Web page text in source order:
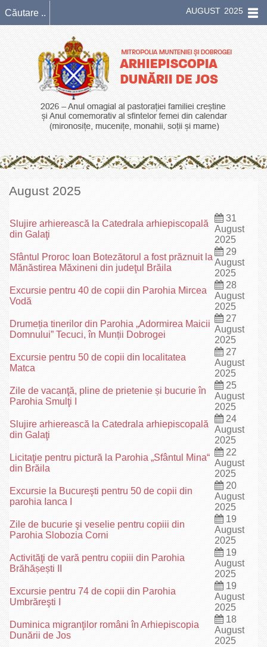
AUGUST 2025
August 2025
Slujire arhierească la Catedrala arhiepiscopală
din Galaţi
31
August
2025
Sfântul Proroc Ioan Botezătorul a fost prăznuit la
Mănăstirea Măxineni din judeţul Brăila
29
August
2025
Excursie pentru 40 de copii din Parohia Mircea
Vodă
28
August
2025
Drumeția tinerilor din Parohia „Adormirea Maicii
Domnului” Tecuci, în Munții Dobrogei
27
August
2025
Excursie pentru 50 de copii din localitatea
Matca
27
August
2025
Zile de vacanţă, pline de prietenie și bucurie în
Parohia Smulţi I
25
August
2025
Slujire arhierească la Catedrala arhiepiscopală
din Galaţi
24
August
2025
Licitaţie pentru pictură la Parohia „Sfântul Mina“
din Brăila
22
August
2025
Excursie la Bucureşti pentru 50 de copii din
parohia Ianca I
20
August
2025
Zile de bucurie şi veselie pentru copiii din
Parohia Slobozia Corni
19
August
2025
Activităţi de vară pentru copiii din Parohia
Brăhășești II
19
August
2025
Excursie pentru 74 de copii din Parohia
Umbrăreşti I
19
August
2025
Duminica migranţilor români în Arhiepiscopia
Dunării de Jos
18
August
2025